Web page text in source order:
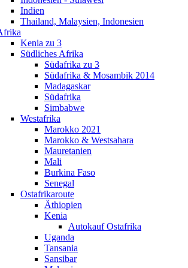
Indien
Thailand, Malaysien, Indonesien
Kenia zu 3
Südliches Afrika
Südafrika zu 3
Südafrika & Mosambik 2014
Madagaskar
Südafrika
Simbabwe
Westafrika
Marokko 2021
Marokko & Westsahara
Mauretanien
Mali
Burkina Faso
Senegal
Ostafrikaroute
Äthiopien
Kenia
Autokauf Ostafrika
Uganda
Tansania
Sansibar